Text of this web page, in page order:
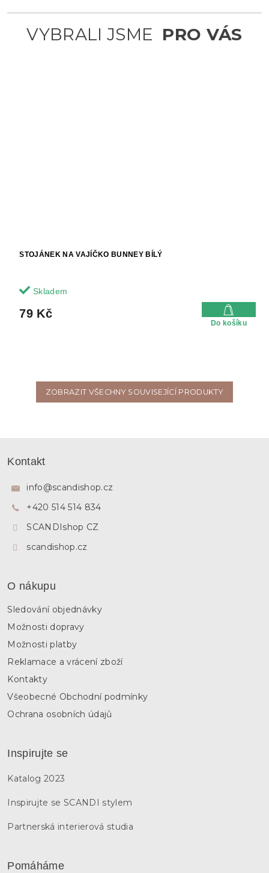
STOJÁNEK NA VAJÍČKO BUNNEY BÍLÝ
Skladem
79 Kč
Do košíku
ZOBRAZIT VŠECHNY SOUVISEJÍCÍ PRODUKTY
Kontakt
info@scandishop.cz
+420 514 514 834
SCANDIshop CZ
scandishop.cz
O nákupu
Sledování objednávky
Možnosti dopravy
Možnosti platby
Reklamace a vrácení zboží
Kontakty
Všeobecné Obchodní podmínky
Ochrana osobních údajů
Inspirujte se
Katalog 2023
Inspirujte se SCANDI stylem
Partnerská interierová studia
Pomáháme